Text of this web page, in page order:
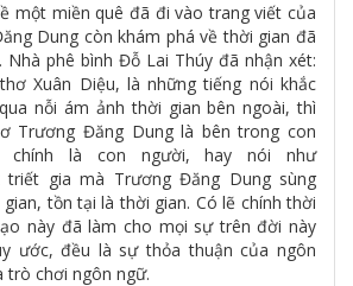
một miền quê đã đi vào trang viết của
Dung còn khám phá về thời gian đã
phê bình Đỗ Lai Thúy đã nhận xét:
Xuân Diệu, là những tiếng nói khắc
nỗi ám ảnh thời gian bên ngoài, thì
Trương Đăng Dung là bên trong con
chính là con người, hay nói như
triết gia mà Trương Đăng Dung sùng
tồn tại là thời gian. Có lẽ chính thời
này đã làm cho mọi sự trên đời này
ước, đều là sự thỏa thuận của ngôn
trò chơi ngôn ngữ.